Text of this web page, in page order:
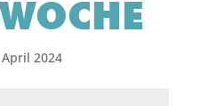
April 2024